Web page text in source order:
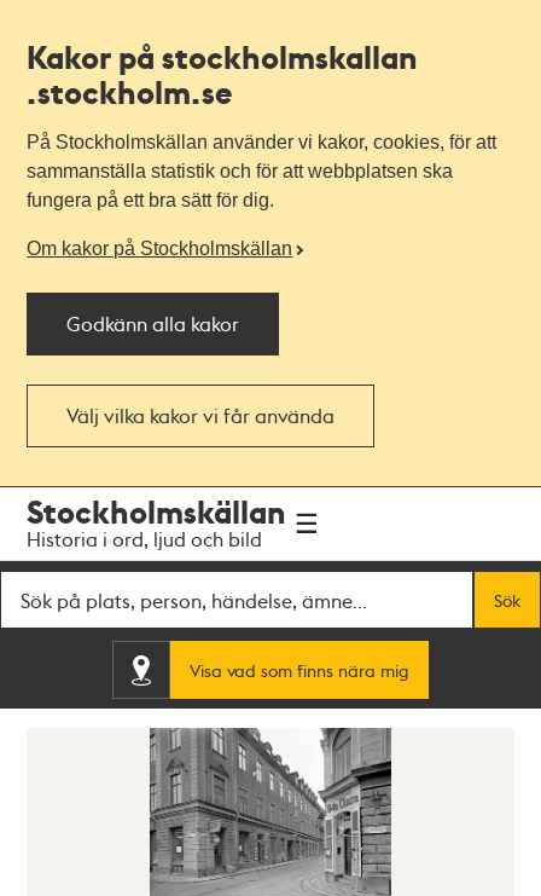
Kakor på stockholmskallan
.stockholm.se
På Stockholmskällan använder vi kakor, cookies, för att
sammanställa statistik och för att webbplatsen ska
fungera på ett bra sätt för dig.
Om kakor på Stockholmskällan
Godkänn alla kakor
Välj vilka kakor vi får använda
navigationen
huvudinnehållet
Stockholmskällan
Historia i ord, ljud och bild
Sök
Visa vad som finns nära mig